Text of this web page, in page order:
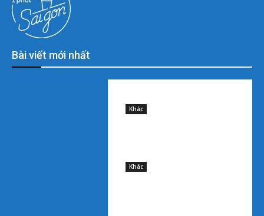
Bài viết mới nhất
Khác
Khác